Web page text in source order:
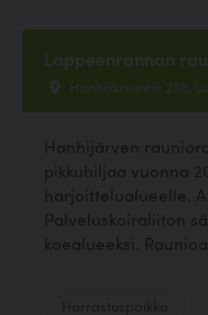
Lappeenrannan
Hanhijärventie 235,
Hanhijärven
pikkuhiljaa vuonna
harjoittelualueelle.
Palveluskoiraliiton
koealueeksi.